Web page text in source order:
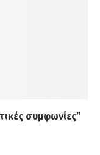
συμφωνίες”